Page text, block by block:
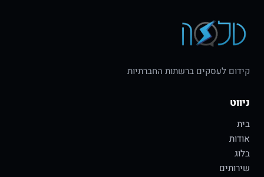
קידום לעסקים ברשתות החברתיות
ניווט
בית
אודות
בלוג
שירותים